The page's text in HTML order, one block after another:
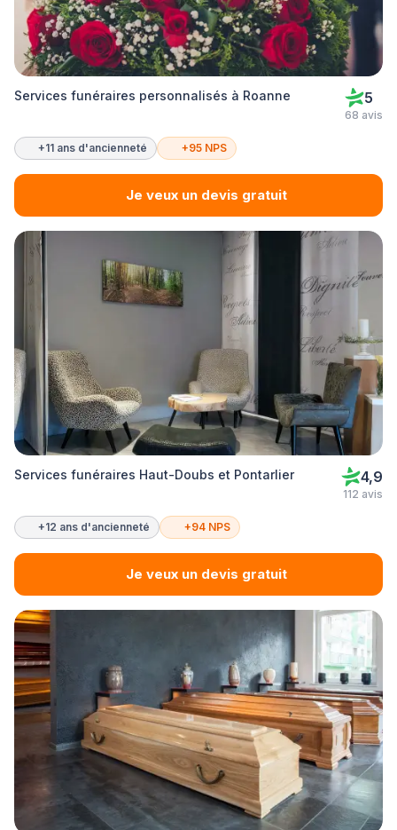
Services funéraires personnalisés à Roanne 5
68 avis
+11 ans d'ancienneté +95 NPS
Je veux un devis gratuit
Services funéraires Haut-Doubs et Pontarlier 4,9
112 avis
+12 ans d'ancienneté +94 NPS
Je veux un devis gratuit